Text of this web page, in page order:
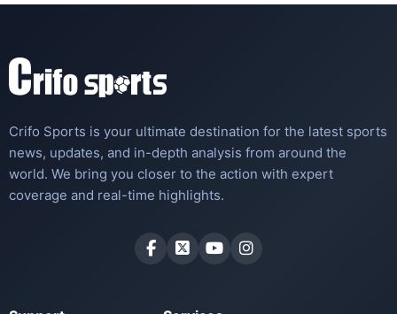
Crifo Sports is your ultimate destination for the latest sports
news, updates, and in-depth analysis from around the
world. We bring you closer to the action with expert
coverage and real-time highlights.